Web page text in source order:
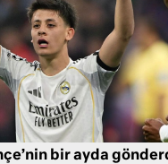
bir ayda